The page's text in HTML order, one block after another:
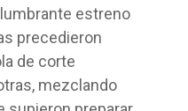
estreno
precedieron
de corte
mezclando